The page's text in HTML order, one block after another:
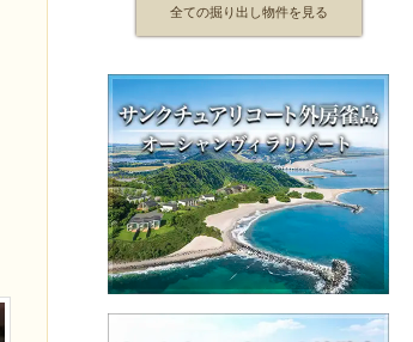
全ての掘り出し物件を見る